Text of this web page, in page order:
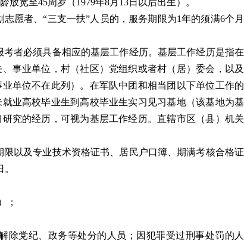
愿者、“三支一扶”人员的，服务期限为1年的须满6个月
者必须具备相应的基层工作经历。基层工作经历是指在
事业单位，村（社区）党组织或者村（居）委会，以及
单位不在此列）。在军队中团和相当团以下单位工作的
业高校毕业生到高校毕业生实习见习基地（该基地为基
究的经历，可视为基层工作经历。直辖市区（县）机关
以及专业技术资格证书、居民户口簿、期满考核合格证
；
除党纪、政务等处分的人员；因犯罪受过刑事处罚的人